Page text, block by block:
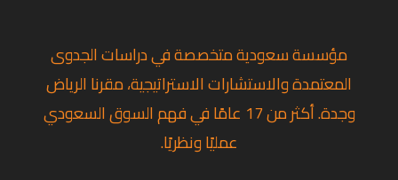
مؤسسة سعودية متخصصة في دراسات الجدوى
المعتمدة والاستشارات الاستراتيجية، مقرنا الرياض
وجدة. أكثر من 17 عامًا في فهم السوق السعودي
عمليًا ونظريًا.